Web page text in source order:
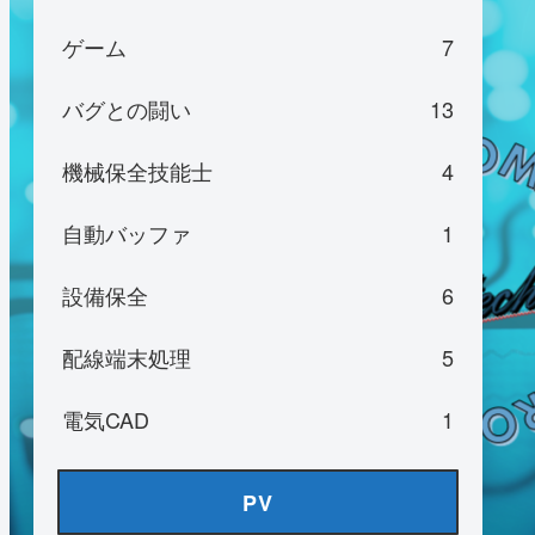
ゲーム
7
バグとの闘い
13
機械保全技能士
4
自動バッファ
1
設備保全
6
配線端末処理
5
電気CAD
1
PV